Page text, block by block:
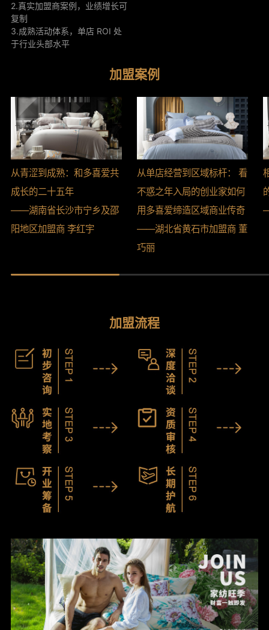
2.真实加盟商案例，业绩增长可
复制
3.成熟活动体系，单店 ROI 处
于行业头部水平
加盟案例
从青涩到成熟：和多喜爱共
成长的二十五年
——湖南省长沙市宁乡及邵
阳地区加盟商 李红宇
从单店经营到区域标杆： 看
不惑之年入局的创业家如何
用多喜爱缔造区域商业传奇
——湖北省黄石市加盟商 董
巧丽
加盟流程